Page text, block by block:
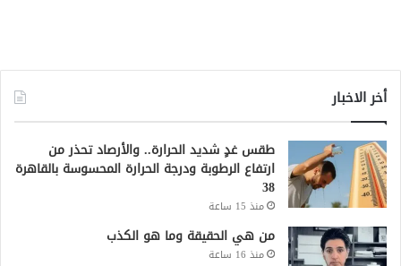
أخر الاخبار
طقس غدٍ شديد الحرارة.. والأرصاد تحذر من
ارتفاع الرطوبة ودرجة الحرارة المحسوسة بالقاهرة
38
منذ 15 ساعة
من هي الحقيقة وما هو الكذب
منذ 16 ساعة